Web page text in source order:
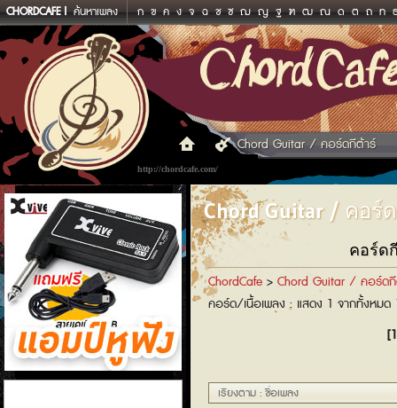
CHORDCAFE ค้นหาเพลง ก ข ค ง จ ฉ ช ซ ฌ ญ ฐ ฑ ฒ ณ ด ต ถ ท
http://chordcafe.com/
Chord Guitar / คอร์ดกีต้าร์
แอมป์หูฟัง
Chord Guitar / คอร์
คอร์ด
ChordCafe > Chord Guitar / คอร์ด
คอร์ด/เนื้อเพลง : แสดง 1 จากทั้งหมด
เรียงตาม : ชื่อเพลง